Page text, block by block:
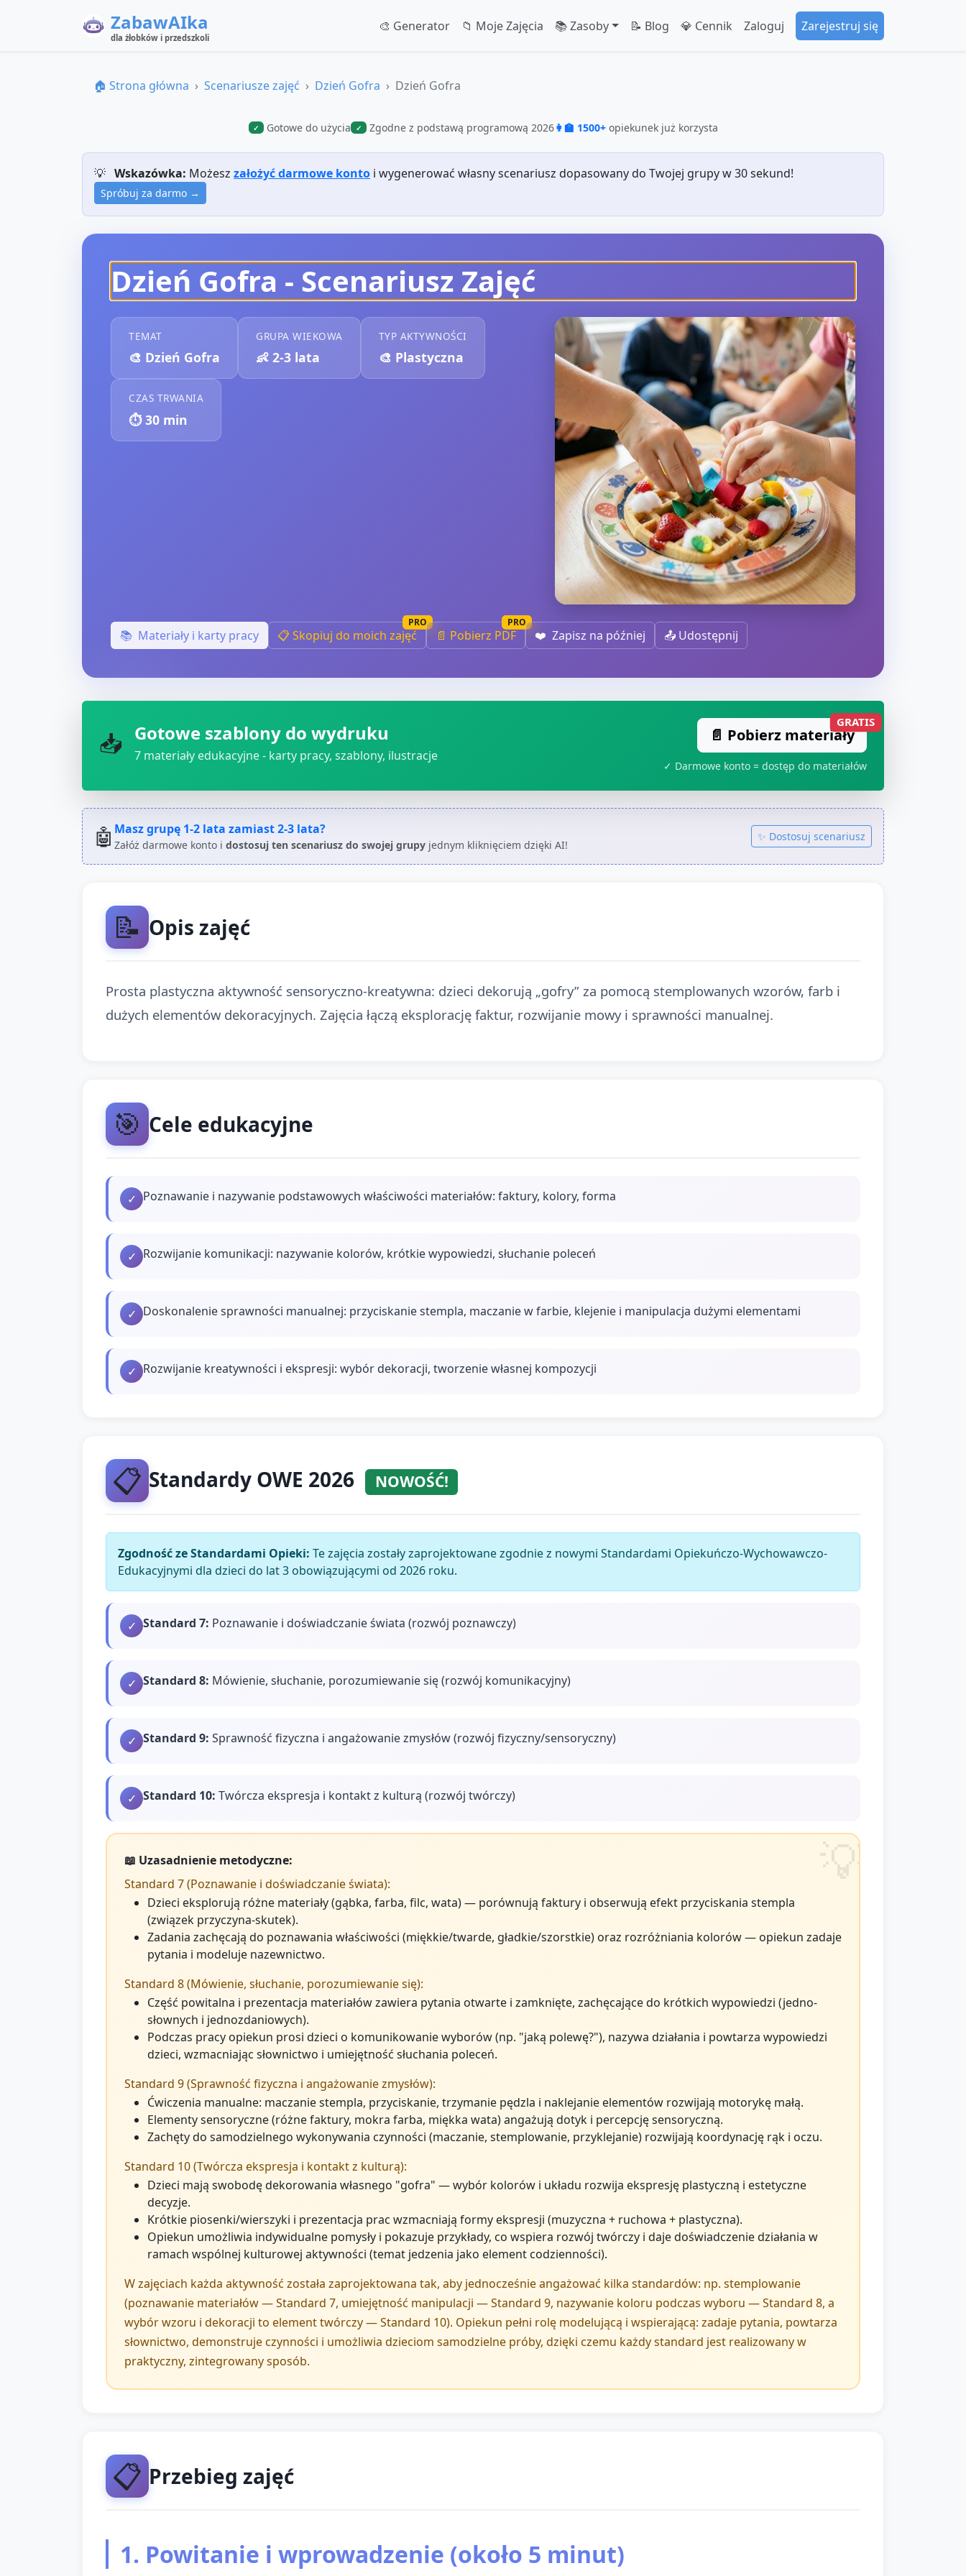
ZabawAIka
dla żłobków i przedszkoli
🎨 Generator 📁 Moje Zajęcia 📚 Zasoby 📝 Blog 💎 Cennik Zaloguj Zarejestruj się
🏠 Strona główna Scenariusze zajęć Dzień Gofra Dzień Gofra
✓ Gotowe do użycia ✓ Zgodne z podstawą programową 2026👩‍🏫 1500+ opiekunek już korzysta
💡 Wskazówka: Możesz założyć darmowe konto i wygenerować własny scenariusz dopasowany do Twojej grupy w 30 sekund!
Spróbuj za darmo →
Dzień Gofra - Scenariusz Zajęć
TEMAT
🎨 Dzień Gofra
GRUPA WIEKOWA
👶 2-3 lata
TYP AKTYWNOŚCI
🎨 Plastyczna
CZAS TRWANIA
⏱️30 min
📚 Materiały i karty pracy 📋 Skopiuj do moich zajęć
PRO
📄 Pobierz PDF
PRO
❤️ Zapisz na później 📤 Udostępnij
📥 Gotowe szablony do wydruku
7 materiały edukacyjne - karty pracy, szablony, ilustracje
📄 Pobierz materiały
GRATIS
✓ Darmowe konto = dostęp do materiałów
🤖Masz grupę 1-2 lata zamiast2-3 lata?
Załóż darmowe konto i dostosuj ten scenariusz do swojej grupy jednym kliknięciem dzięki AI!
✨ Dostosuj scenariusz
📝 Opis zajęć
Prosta plastyczna aktywność sensoryczno-kreatywna: dzieci dekorują „gofry” za pomocą stemplowanych wzorów, farb i
dużych elementów dekoracyjnych. Zajęcia łączą eksplorację faktur, rozwijanie mowy i sprawności manualnej.
🎯 Cele edukacyjne
✓ Poznawanie i nazywanie podstawowych właściwości materiałów: faktury, kolory, forma
✓ Rozwijanie komunikacji: nazywanie kolorów, krótkie wypowiedzi, słuchanie poleceń
✓ Doskonalenie sprawności manualnej: przyciskanie stempla, maczanie w farbie, klejenie i manipulacja dużymi elementami
✓ Rozwijanie kreatywności i ekspresji: wybór dekoracji, tworzenie własnej kompozycji
📋 Standardy OWE 2026 NOWOŚĆ!
Zgodność ze Standardami Opieki: Te zajęcia zostały zaprojektowane zgodnie z nowymi Standardami Opiekuńczo-Wychowawczo-
Edukacyjnymi dla dzieci do lat 3 obowiązującymi od 2026 roku.
✓ Standard 7: Poznawanie i doświadczanie świata (rozwój poznawczy)
✓ Standard 8: Mówienie, słuchanie, porozumiewanie się (rozwój komunikacyjny)
✓ Standard 9: Sprawność fizyczna i angażowanie zmysłów (rozwój fizyczny/sensoryczny)
✓ Standard 10: Twórcza ekspresja i kontakt z kulturą (rozwój twórczy)
📖 Uzasadnienie metodyczne:
Standard 7 (Poznawanie i doświadczanie świata):
Dzieci eksplorują różne materiały (gąbka, farba, filc, wata) — porównują faktury i obserwują efekt przyciskania stempla
(związek przyczyna-skutek).
Zadania zachęcają do poznawania właściwości (miękkie/twarde, gładkie/szorstkie) oraz rozróżniania kolorów — opiekun zadaje
pytania i modeluje nazewnictwo.
Standard 8 (Mówienie, słuchanie, porozumiewanie się):
Część powitalna i prezentacja materiałów zawiera pytania otwarte i zamknięte, zachęcające do krótkich wypowiedzi (jedno-
słownych i jednozdaniowych).
Podczas pracy opiekun prosi dzieci o komunikowanie wyborów (np. "jaką polewę?"), nazywa działania i powtarza wypowiedzi
dzieci, wzmacniając słownictwo i umiejętność słuchania poleceń.
Standard 9 (Sprawność fizyczna i angażowanie zmysłów):
Ćwiczenia manualne: maczanie stempla, przyciskanie, trzymanie pędzla i naklejanie elementów rozwijają motorykę małą.
Elementy sensoryczne (różne faktury, mokra farba, miękka wata) angażują dotyk i percepcję sensoryczną.
Zachęty do samodzielnego wykonywania czynności (maczanie, stemplowanie, przyklejanie) rozwijają koordynację rąk i oczu.
Standard 10 (Twórcza ekspresja i kontakt z kulturą):
Dzieci mają swobodę dekorowania własnego "gofra" — wybór kolorów i układu rozwija ekspresję plastyczną i estetyczne
decyzje.
Krótkie piosenki/wierszyki i prezentacja prac wzmacniają formy ekspresji (muzyczna + ruchowa + plastyczna).
Opiekun umożliwia indywidualne pomysły i pokazuje przykłady, co wspiera rozwój twórczy i daje doświadczenie działania w
ramach wspólnej kulturowej aktywności (temat jedzenia jako element codzienności).
W zajęciach każda aktywność została zaprojektowana tak, aby jednocześnie angażować kilka standardów: np. stemplowanie
(poznawanie materiałów — Standard 7, umiejętność manipulacji — Standard 9, nazywanie koloru podczas wyboru — Standard 8, a
wybór wzoru i dekoracji to element twórczy — Standard 10). Opiekun pełni rolę modelującą i wspierającą: zadaje pytania, powtarza
słownictwo, demonstruje czynności i umożliwia dzieciom samodzielne próby, dzięki czemu każdy standard jest realizowany w
praktyczny, zintegrowany sposób.
📋 Przebieg zajęć
1. Powitanie i wprowadzenie (około 5 minut)